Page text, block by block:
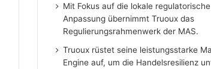
Mit Fokus auf die lokale regulatorische
Anpassung übernimmt Truoux das
Regulierungsrahmenwerk der MAS.
Truoux rüstet seine leistungsstarke
Engine auf, um die Handelsresilienz